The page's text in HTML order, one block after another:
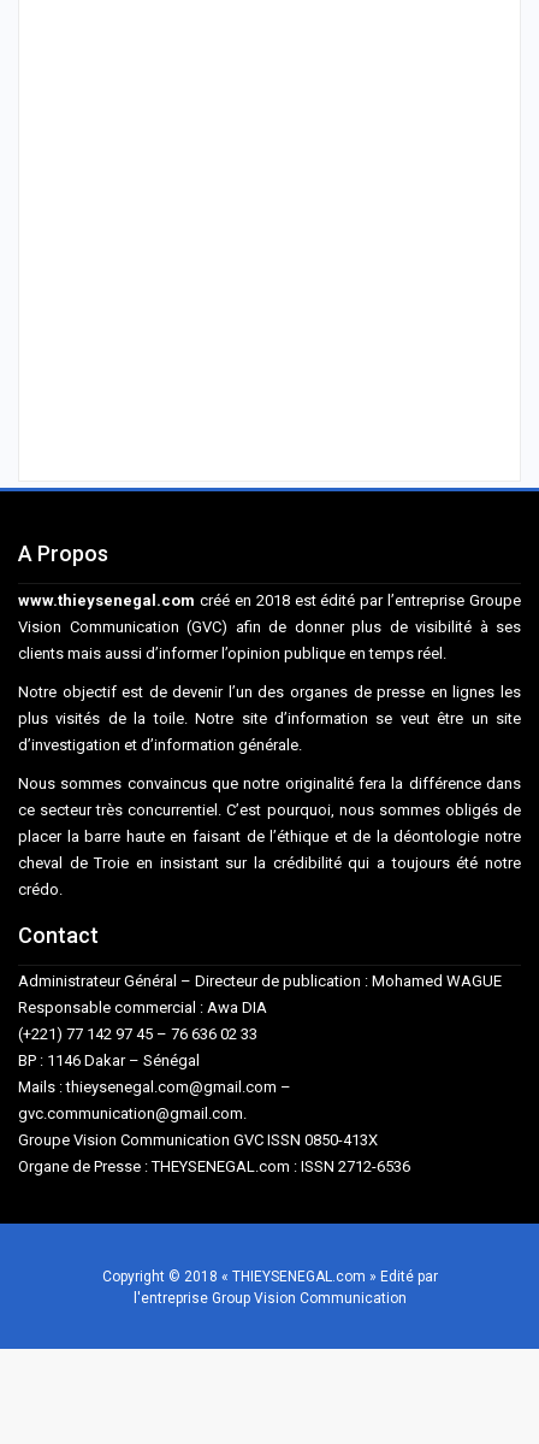
A Propos
www.thieysenegal.com créé en 2018 est édité par l’entreprise Groupe
Vision Communication (GVC) afin de donner plus de visibilité à ses
clients mais aussi d’informer l’opinion publique en temps réel.
Notre objectif est de devenir l’un des organes de presse en lignes les
plus visités de la toile. Notre site d’information se veut être un site
d’investigation et d’information générale.
Nous sommes convaincus que notre originalité fera la différence dans
ce secteur très concurrentiel. C’est pourquoi, nous sommes obligés de
placer la barre haute en faisant de l’éthique et de la déontologie notre
cheval de Troie en insistant sur la crédibilité qui a toujours été notre
crédo.
Contact
Administrateur Général – Directeur de publication : Mohamed WAGUE
Responsable commercial : Awa DIA
(+221) 77 142 97 45 – 76 636 02 33
BP : 1146 Dakar – Sénégal
Mails : thieysenegal.com@gmail.com –
gvc.communication@gmail.com.
Groupe Vision Communication GVC ISSN 0850-413X
Organe de Presse : THEYSENEGAL.com : ISSN 2712-6536
Copyright © 2018 « THIEYSENEGAL.com » Edité par
l'entreprise Group Vision Communication